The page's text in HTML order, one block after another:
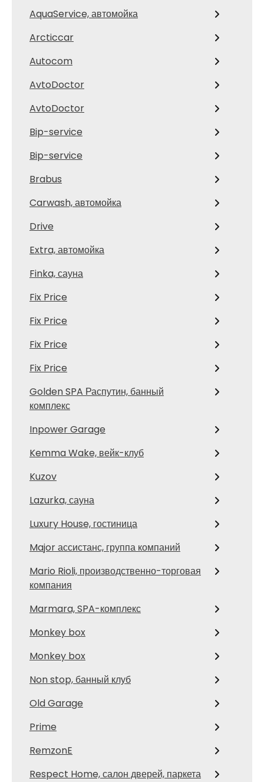
AquaService, автомойка
Arcticcar
Autocom
AvtoDoctor
AvtoDoctor
Bip-service
Bip-service
Brabus
Carwash, автомойка
Drive
Extra, автомойка
Finka, сауна
Fix Price
Fix Price
Fix Price
Fix Price
Golden SPA Распутин, банный
комплекс
Inpower Garage
Kemma Wake, вейк-клуб
Kuzov
Lazurka, сауна
Luxury House, гостиница
Major ассистанс, группа компаний
Mario Rioli, производственно-торговая
компания
Marmara, SPA-комплекс
Monkey box
Monkey box
Non stop, банный клуб
Old Garage
Prime
RemzonE
Respect Home, салон дверей, паркета